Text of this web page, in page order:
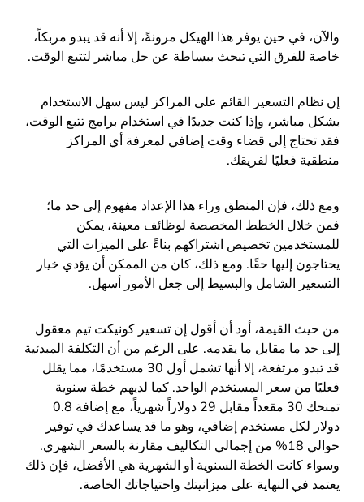
والآن، في حين يوفر هذا الهيكل مرونةً، إلا أنه قد يبدو مربكاً،
خاصة للفرق التي تبحث ببساطة عن حل مباشر لتتبع الوقت.
إن نظام التسعير القائم على المراكز ليس سهل الاستخدام
بشكل مباشر، وإذا كنت جديدًا في استخدام برامج تتبع الوقت،
فقد تحتاج إلى قضاء وقت إضافي لمعرفة أي المراكز
منطقية فعليًا لفريقك.
ومع ذلك، فإن المنطق وراء هذا الإعداد مفهوم إلى حد ما؛
فمن خلال الخطط المخصصة لوظائف معينة، يمكن
للمستخدمين تخصيص اشتراكهم بناءً على الميزات التي
يحتاجون إليها حقًا. ومع ذلك، كان من الممكن أن يؤدي خيار
التسعير الشامل والبسيط إلى جعل الأمور أسهل.
من حيث القيمة، أود أن أقول إن تسعير كونيكت تيم معقول
إلى حد ما مقابل ما يقدمه. على الرغم من أن التكلفة المبدئية
قد تبدو مرتفعة، إلا أنها تشمل أول 30 مستخدمًا، مما يقلل
فعليًا من سعر المستخدم الواحد. كما لديهم خطة سنوية
تمنحك 30 مقعداً مقابل 29 دولاراً شهرياً، مع إضافة 0.8
دولار لكل مستخدم إضافي، وهو ما قد يساعدك في توفير
حوالي 18% من إجمالي التكاليف مقارنة بالسعر الشهري.
وسواء كانت الخطة السنوية أو الشهرية هي الأفضل، فإن ذلك
يعتمد في النهاية على ميزانيتك واحتياجاتك الخاصة.